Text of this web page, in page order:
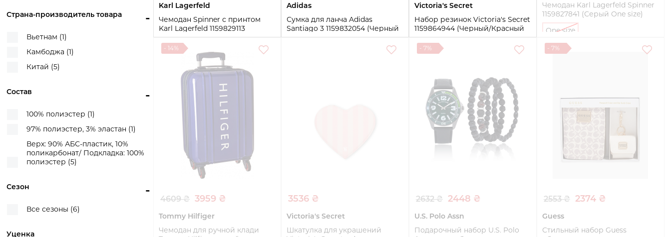
-
Страна-производитель товара
Вьетнам (1)
Камбоджа (1)
Китай (5)
-
Состав
100% полиэстер (1)
97% полиэстер, 3% эластан (1)
Верх: 90% АБС-пластик, 10%
поликарбонат/ Подкладка: 100%
полиэстер (5)
-
Сезон
Все сезоны (6)
Уценка
Karl Lagerfeld
Чемодан Spinner с принтом
Karl Lagerfeld 1159829113
(Черный 36 л)
36 л
Купить
Adidas
Сумка для ланча Adidas
Santiago 3 1159832054 (Черный
One size)
Victoria's Secret
Набор резинок Victoria's Secret
1159864944 (Черный/Красный
One size)
One size
Чемодан Karl Lagerfeld Spinner
1159827841 (Серый One size)
One size
- 14%
4609 ₴ 3959 ₴
Tommy Hilfiger
Чемодан для ручной клади
3536 ₴
Victoria's Secret
Шкатулка для украшений
- 7%
2632 ₴ 2448 ₴
U.S. Polo Assn
Подарочный набор U.S. Polo
- 7%
2553 ₴ 2374 ₴
Guess
Стильный набор Guess